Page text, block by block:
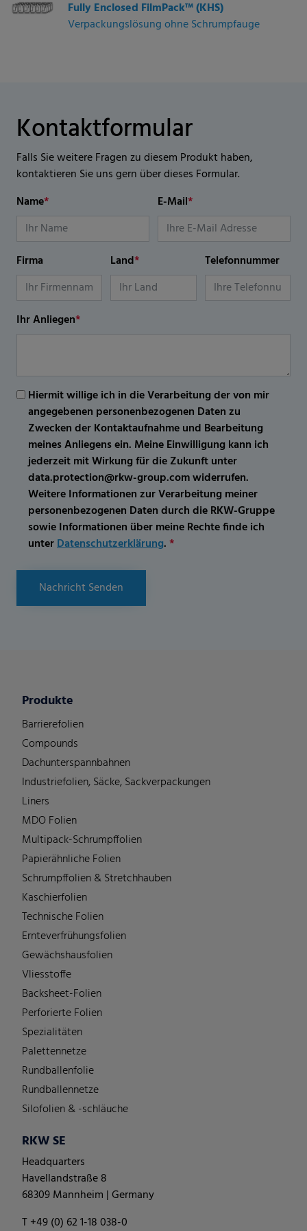
Fully Enclosed FilmPack™ (KHS)
Verpackungslösung ohne Schrumpfauge
Kontaktformular
Falls Sie weitere Fragen zu diesem Produkt haben,
kontaktieren Sie uns gern über dieses Formular.
Name* E-Mail*
Firma Land* Telefonnummer
Ihr Anliegen*
Hiermit willige ich in die Verarbeitung der von mir
angegebenen personenbezogenen Daten zu
Zwecken der Kontaktaufnahme und Bearbeitung
meines Anliegens ein. Meine Einwilligung kann ich
jederzeit mit Wirkung für die Zukunft unter
data.protection@rkw-group.com widerrufen.
Weitere Informationen zur Verarbeitung meiner
personenbezogenen Daten durch die RKW-Gruppe
sowie Informationen über meine Rechte finde ich
unterDatenschutzerklärung.*
Nachricht Senden
Produkte
Barrierefolien
Compounds
Dachunterspannbahnen
Industriefolien, Säcke, Sackverpackungen
Liners
MDO Folien
Multipack-Schrumpffolien
Papierähnliche Folien
Schrumpffolien & Stretchhauben
Kaschierfolien
Technische Folien
Ernteverfrühungsfolien
Gewächshausfolien
Vliesstoffe
Backsheet-Folien
Perforierte Folien
Spezialitäten
Palettennetze
Rundballenfolie
Rundballennetze
Silofolien & -schläuche
RKW SE
Headquarters
Havellandstraße 8
68309 Mannheim | Germany
T +49 (0) 62 1-18 038-0